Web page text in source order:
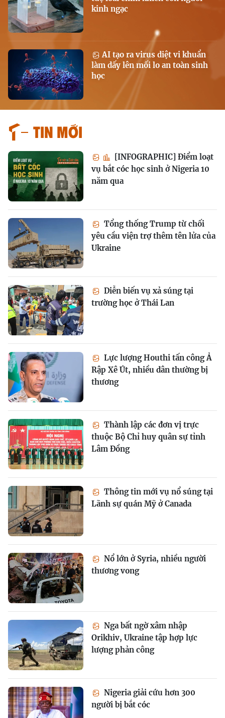
kinh ngạc
AI tạo ra virus diệt vi khuẩn
làm dấy lên mối lo an toàn sinh
học
Tin mới
[INFOGRAPHIC] Điểm loạt
vụ bắt cóc học sinh ở Nigeria 10
năm qua
Tổng thống Trump từ chối
yêu cầu viện trợ thêm tên lửa của
Ukraine
Diễn biến vụ xả súng tại
trường học ở Thái Lan
Lực lượng Houthi tấn công Ả
Rập Xê Út, nhiều dân thường bị
thương
Thành lập các đơn vị trực
thuộc Bộ Chỉ huy quân sự tỉnh
Lâm Đồng
Thông tin mới vụ nổ súng tại
Lãnh sự quán Mỹ ở Canada
Nổ lớn ở Syria, nhiều người
thương vong
Nga bất ngờ xâm nhập
Orikhiv, Ukraine tập hợp lực
lượng phản công
Nigeria giải cứu hơn 300
người bị bắt cóc